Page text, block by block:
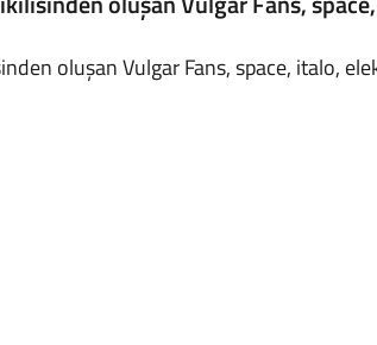
oluşan Vulgar Fans, space, italo,